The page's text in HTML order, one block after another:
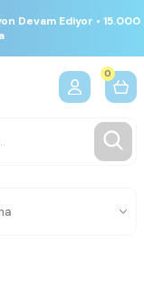
Devam Ediyor • 15.000
0